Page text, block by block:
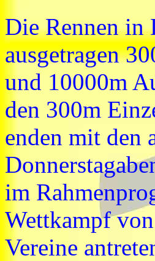
Die Rennen in
ausgetragen
und 10000m
den 300m
enden mit den
im
Wettkampf
Vereine